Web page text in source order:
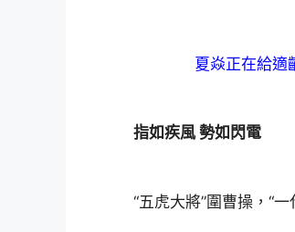
夏焱正在給適
指如疾風 勢如閃電
“五虎大將”圍曹操，“一